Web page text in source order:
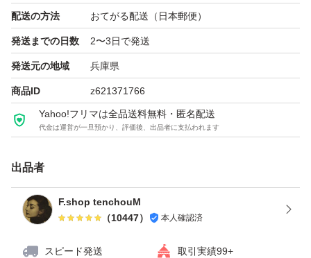
配送の方法 おてがる配送（日本郵便）
発送までの日数 2〜3日で発送
発送元の地域 兵庫県
商品ID z621371766
Yahoo!フリマは全品送料無料・匿名配送
代金は運営が一旦預かり、評価後、出品者に支払われます
出品者
F.shop tenchouM
（10447） 本人確認済
スピード発送 取引実績99+